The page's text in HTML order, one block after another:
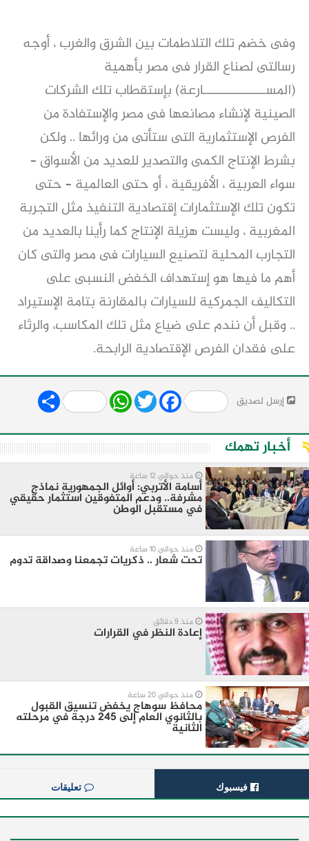
وفى خضم تلك التلاطمات بين الشرق والغرب ، أوجه
رسالتى لصناع القرار فى مصر بأهمية
(المســـــــــــــــارعة) بإستقطاب تلك الشركات
الصينية لإنشاء مصانعها فى مصر والإستفادة من
الفرص الإستثمارية التى ستأتى من ورائها .. ولكن
بشرط الإنتاج الكمى والتصدير للعديد من الأسواق –
سواء العربية ، الأفريقية ، أو حتى العالمية – حتى
تكون تلك الإستثمارات إقتصادية التنفيذ مثل التجربة
المغربية ، وليست هزيلة الإنتاج كما رأينا بالعديد من
التجارب المحلية لتصنيع السيارات فى مصر والتى كان
أهم ما فيها هو إستهداف الخفض النسبى على
التكاليف الجمركية للسيارات بالمقارنة بتامة الإستيراد
.. وقبل أن نندم على ضياع مثل تلك المكاسب، والرثاء
على فقدان الفرص الإقتصادية الرابحة.
إرسل لصديق Share WhatsApp
Twitter Facebook
أخبار تهمك
منذ حوالي 12 ساعة
أسامة الأتربي: أوائل الجمهورية نماذج
مشرفة.. ودعم المتفوقين استثمار حقيقي
في مستقبل الوطن
منذ حوالي 10 ساعة
تحت شعار .. ذكريات تجمعنا وصداقة تدوم
منذ 9 دقائق
إعادة النظر في القرارات
منذ حوالي 20 ساعة
محافظ سوهاج يخفض تنسيق القبول
بالثانوي العام إلى 245 درجة في مرحلته
الثانية
فيسبوك تعليقات